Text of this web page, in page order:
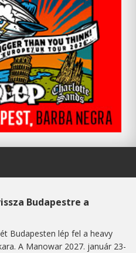
Budapestre a
Budapesten lép fel a heavy
A Manowar 2027. január 23-